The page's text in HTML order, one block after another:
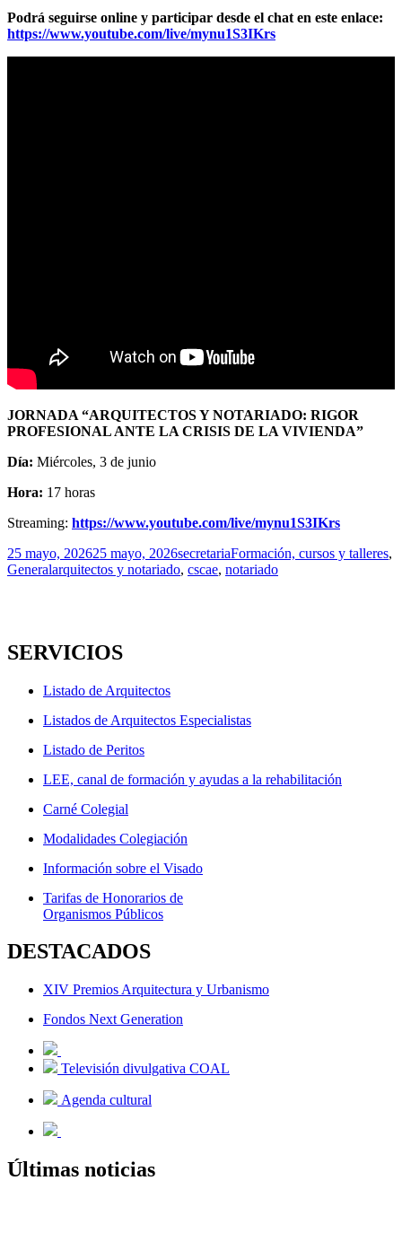
Podrá seguirse online y participar desde el chat en este enlace:
https://www.youtube.com/live/mynu1S3IKrs
JORNADA “ARQUITECTOS Y NOTARIADO: RIGOR
PROFESIONAL ANTE LA CRISIS DE LA VIVIENDA”
Día: Miércoles, 3 de junio
Hora: 17 horas
Streaming: https://www.youtube.com/live/mynu1S3IKrs
Publicado
el
25 mayo, 202625 mayo, 2026Autor
secretariaCategorías
Formación, cursos y talleres,
GeneralEtiquetas
arquitectos y notariado, cscae, notariado
SERVICIOS
Listado de Arquitectos
Listados de Arquitectos Especialistas
Listado de Peritos
LEE, canal de formación y ayudas a la rehabilitación
Carné Colegial
Modalidades Colegiación
Información sobre el Visado
Tarifas de Honorarios de
Organismos Públicos
DESTACADOS
XIV Premios Arquitectura y Urbanismo
Fondos Next Generation
Televisión divulgativa COAL
Agenda cultural
Últimas noticias